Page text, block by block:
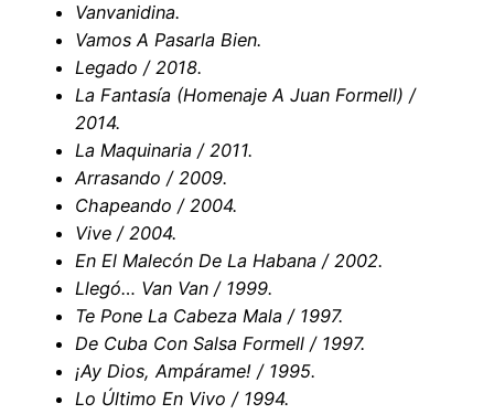
Vanvanidina.
Vamos A Pasarla Bien.
Legado / 2018.
La Fantasía (Homenaje A Juan Formell) /
2014.
La Maquinaria / 2011.
Arrasando / 2009.
Chapeando / 2004.
Vive / 2004.
En El Malecón De La Habana / 2002.
Llegó… Van Van / 1999.
Te Pone La Cabeza Mala / 1997.
De Cuba Con Salsa Formell / 1997.
¡Ay Dios, Ampárame! / 1995.
Lo Último En Vivo / 1994.